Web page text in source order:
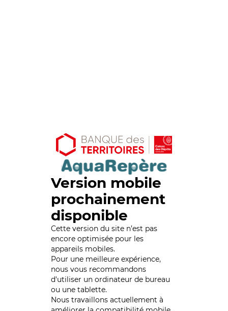
Version mobile
prochainement
disponible
Cette version du site n’est pas
encore optimisée pour les
appareils mobiles.
Pour une meilleure expérience,
nous vous recommandons
d'utiliser un ordinateur de bureau
ou une tablette.
Nous travaillons actuellement à